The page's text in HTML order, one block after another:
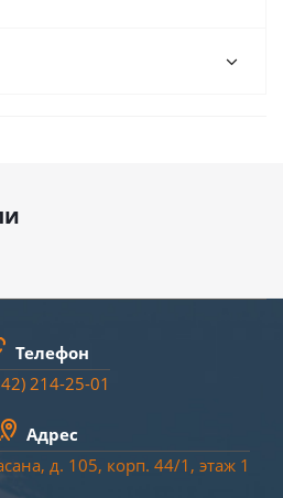
Телефон
214-25-01
Адрес
д. 105, корп. 44/1 , этаж 1